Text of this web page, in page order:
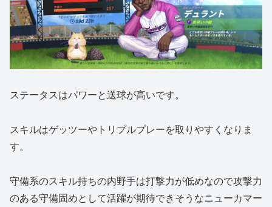
ステータスはパワーと送球が高いです。
スキルはゲッツーやトリプルプレーを取りやすくなりま
す。
守備系のスキル持ちの内野手は打撃力が低めなので攻撃力
のある守備固めとして活躍が期待できそうなニューカマー